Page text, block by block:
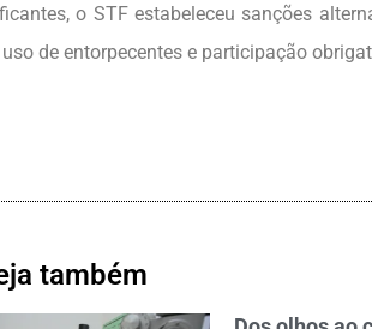
o STF estabeleceu sanções
de entorpecentes e participação
também